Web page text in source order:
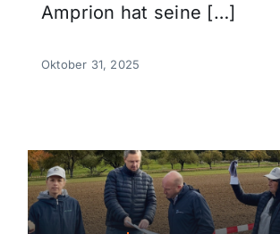
Amprion hat seine […]
Oktober 31, 2025